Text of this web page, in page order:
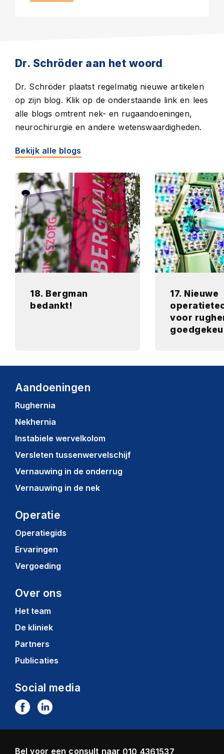
Dr. Schröder aan het woord
Dr. Schröder plaatst regelmatig nieuwe artikelen
op zijn blog. Klik op de onderstaande link en lees
alle blogs omtrent nek- en rugaandoeningen,
neurochirurgie en andere wetenswaardigheden.
Bekijk alle blogs
18. Bergman
bedankt!
17. Nieuwe
voor
Aandoeningen
Rughernia
Nekhernia
Instabiele wervelkolom
Versleten tussenwervelschijf
Vernauwing in de onderrug
Vernauwing in de nek
Operatie
Operatiegids
Ervaringen
Vergoeding
Over ons
Het team
De kliniek
Partners
Publicaties
Social media
Bel voor een consult naar 010 4361537